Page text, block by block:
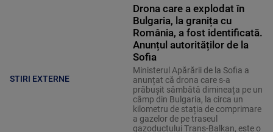
STIRI EXTERNE
Drona care a explodat în
Bulgaria, la granița cu
România, a fost identificată.
Anunțul autorităților de la
Sofia
Ministerul Apărării de la Sofia a
anunțat că drona care s-a
prăbușit sâmbătă dimineața pe un
câmp din Bulgaria, la circa un
kilometru de stația de comprimare
a gazelor de pe traseul
gazoductului Trans-Balkan, este o